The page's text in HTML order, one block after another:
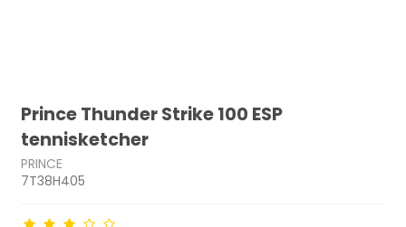
Prince Thunder Strike 100 ESP
tennisketcher
PRINCE
7T38H405